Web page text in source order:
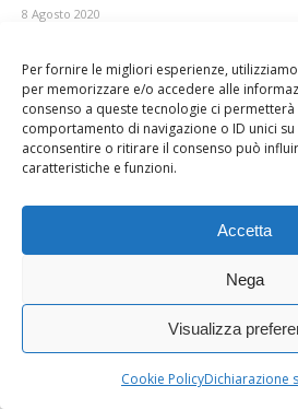
Per fornire le migliori esperienze,
per memorizzare e/o accedere alle
consenso a queste tecnologie ci
comportamento di navigazione o ID unici
acconsentire o ritirare il consenso può
caratteristiche e funzioni.
Accetta
Nega
Visualizza
Cookie PolicyDichiarazione
8 Agosto 2020